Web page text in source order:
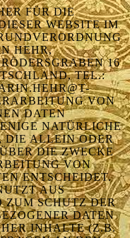
FÜR DIE
WEBSITE IM
HEHR,
16
TEL.:
VON
DATEN
NATÜRLICHE
DIE ALLEIN ODER
DIE ZWECKE
VON
ENTSCHEIDET.
AUS
ZUM SCHUTZ DER
DATEN
INHALTE (Z.B.